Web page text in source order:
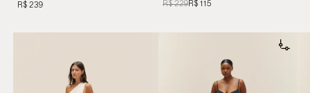
R$ 239 R$ 229R$ 115